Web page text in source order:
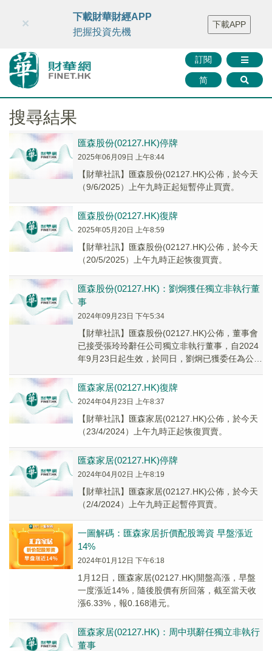
財華智庫網 FINTV FINMETA 財華證券 媒體矩陣
智庫沙龍
聯絡我們
訂閱
简
×
下載財華財經APP
把握投資先機
下載APP
搜尋結果
匯森股份(02127.HK)停牌
2025年06月09日 上午8:44
【財華社訊】匯森股份(02127.HK)公佈，於今天
（9/6/2025）上午九時正起短暫停止買賣。
匯森股份(02127.HK)復牌
2025年05月20日 上午8:59
【財華社訊】匯森股份(02127.HK)公佈，於今天
（20/5/2025）上午九時正起恢復買賣。
匯森股份(02127.HK)：劉炯獲任獨立非執行董
事
2024年09月23日 下午5:34
【財華社訊】匯森股份(02127.HK)公佈，董事會
已接受張玲玲辭任公司獨立非執行董事，自2024
年9月23日起生效，於同日，劉炯已獲委任為公司
時空缺。
匯森家居(02127.HK)復牌
2024年04月23日 上午8:37
【財華社訊】匯森家居(02127.HK)公佈，於今天
（23/4/2024）上午九時正起恢復買賣。
匯森家居(02127.HK)停牌
2024年04月02日 上午8:19
【財華社訊】匯森家居(02127.HK)公佈，於今天
（2/4/2024）上午九時正起暫停買賣。
一圖解碼：匯森家居折價配股籌資 早盤漲近
14%
2024年01月12日 下午6:18
1月12日，匯森家居(02127.HK)開盤高漲，早盤
一度漲近14%，隨後股價有所回落，截至當天收
漲6.33%，報0.168港元。
匯森家居(02127.HK)：周中琪辭任獨立非執行
董事